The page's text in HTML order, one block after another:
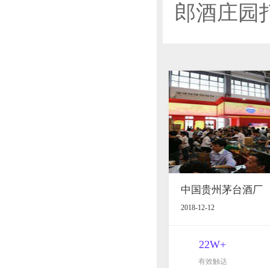
郎酒庄园
中国贵州茅台酒厂
2018-12-12
22W+
有效触达